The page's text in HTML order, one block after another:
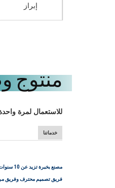
إبراز
منتوج
للاستعمال لمرة
خدماتنا
مصنع بخبرة تزيد عن 10 سنوات
فريق تصميم محترف وفريق